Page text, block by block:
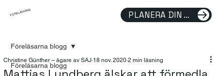
FÖRELÄSARNA PLANERA DIN FÖRELÄSNING
Föreläsarna blogg
Föreläsarna blogg
Christine Günther – ägare av SAJ 18 nov. 2020 2 min läsning